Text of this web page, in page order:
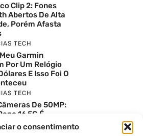
o consentimento
Clip 2: Fones
Abertos De Alta
Porém Afasta
TECH
Garmin
Por Um Relógio
E Isso Foi O
TECH
De 50MP:
16 5G É